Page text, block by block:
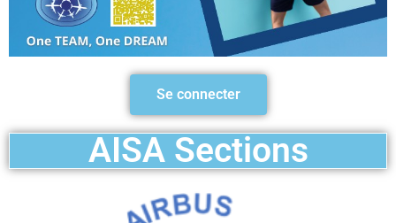
Se connecter
AISA Sections